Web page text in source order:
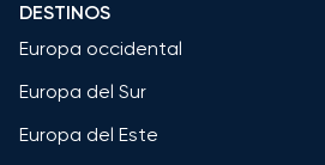
DESTINOS
Europa occidental
Europa del Sur
Europa del Este